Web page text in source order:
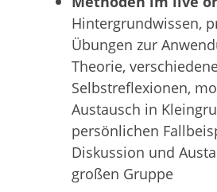
Hintergrundwissen,
Übungen zur
Theorie,
Selbstreflexionen,
Austausch in
persönlichen
Diskussion und
großen Gruppe